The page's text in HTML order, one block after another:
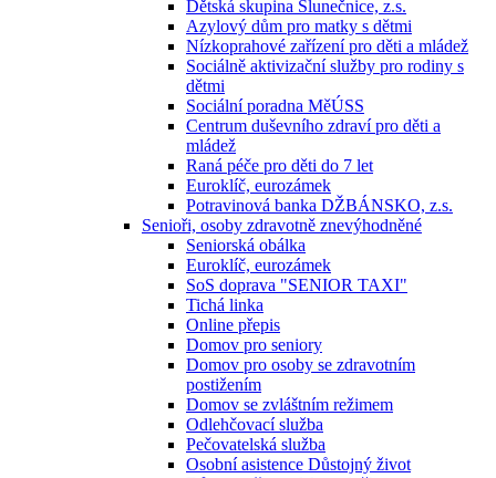
Dětská skupina Slunečnice, z.s.
Azylový dům pro matky s dětmi
Nízkoprahové zařízení pro děti a mládež
Sociálně aktivizační služby pro rodiny s
dětmi
Sociální poradna MěÚSS
Centrum duševního zdraví pro děti a
mládež
Raná péče pro děti do 7 let
Euroklíč, eurozámek
Potravinová banka DŽBÁNSKO, z.s.
Senioři, osoby zdravotně znevýhodněné
Seniorská obálka
Euroklíč, eurozámek
SoS doprava "SENIOR TAXI"
Tichá linka
Online přepis
Domov pro seniory
Domov pro osoby se zdravotním
postižením
Domov se zvláštním režimem
Odlehčovací služba
Pečovatelská služba
Osobní asistence Důstojný život